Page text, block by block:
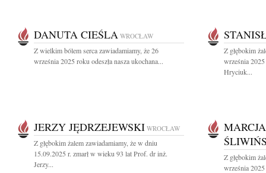
DANUTA CIEŚLA WROCŁAW
Z wielkim bólem serca zawiadamiamy, że 26
września 2025 roku odeszła nasza ukochana...
Z głębokim
września 2025
Hryciuk...
JERZY JĘDRZEJEWSKI WROCŁAW
Z głębokim żalem zawiadamiamy, że w dniu
15.09.2025 r. zmarł w wieku 93 lat Prof. dr inż.
Jerzy...
Z głębokim
września